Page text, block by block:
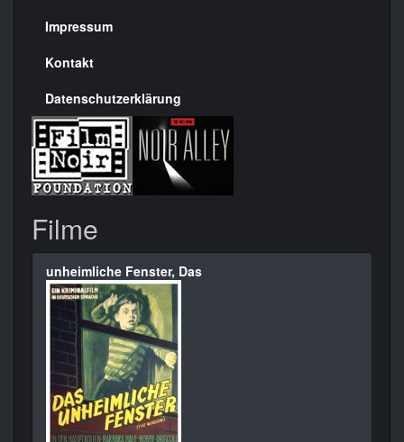
Seite
Impressum
Kontakt
Datenschutzerklärung
Filme
unheimliche Fenster, Das